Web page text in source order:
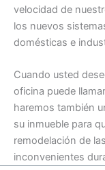
velocidad de
los nuevos
domésticas e
Cuando usted
oficina puede
haremos también
su inmueble para
remodelación de
inconvenientes